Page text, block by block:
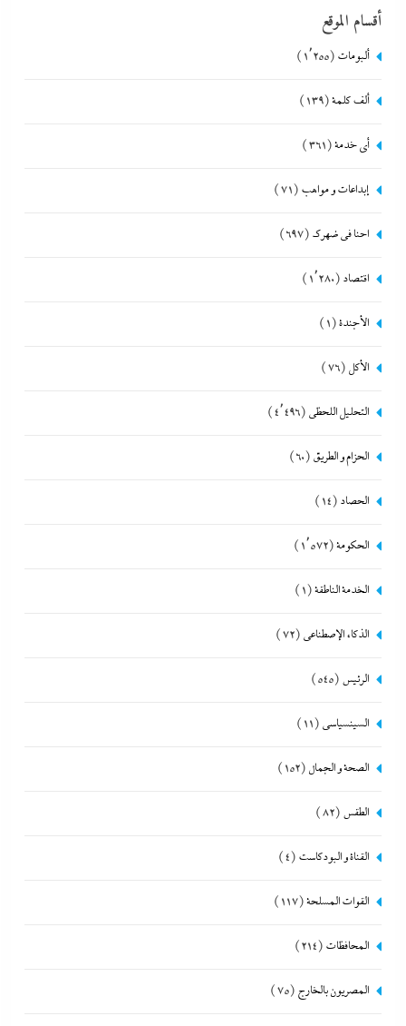
أقسام الموقع
ألبومات (1٬255)
ألف كلمة(139)
أي خدمة(361)
إبداعات و مواهب (71)
احنا في ضهرك (697)
اقتصاد (1٬280)
الأجندة(1)
الأكل (76)
التحليل اللحظي (4٬496)
الحزام و الطريق (60)
الحصاد (14)
الحكومة(1٬572)
الخدمة الناطقة(1)
الذكاء الإصطناعي (72)
الرئيس (545)
السينسياسي (11)
الصحة و الجمال (152)
الطقس (82)
القناة و البودكاست (4)
القوات المسلحة(117)
المحافظات (214)
المصريون بالخارج (75)